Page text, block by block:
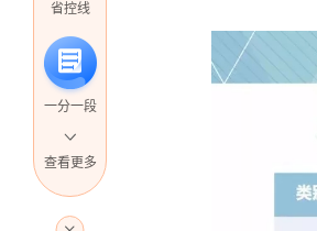
省控线
一分一段
查看更多